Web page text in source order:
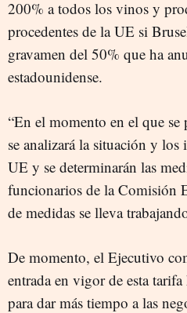
200% a todos los vinos y
procedentes de la UE si
gravamen del 50% que ha
estadounidense.
“En el momento en el que se
se analizará la situación y los
UE y se determinarán las
funcionarios de la Comisión
de medidas se lleva
De momento, el Ejecutivo
entrada en vigor de esta
para dar más tiempo a las